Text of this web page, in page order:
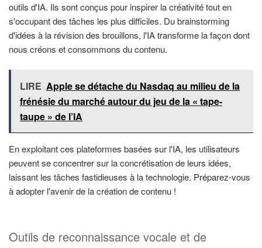
outils d'IA. Ils sont conçus pour inspirer la créativité tout en
s'occupant des tâches les plus difficiles. Du brainstorming
d'idées à la révision des brouillons, l'IA transforme la façon dont
nous créons et consommons du contenu.
LIRE Apple se détache du Nasdaq au milieu de la
frénésie du marché autour du jeu de la « tape-
taupe » de l’IA
En exploitant ces plateformes basées sur l'IA, les utilisateurs
peuvent se concentrer sur la concrétisation de leurs idées,
laissant les tâches fastidieuses à la technologie. Préparez-vous
à adopter l'avenir de la création de contenu !
Outils de reconnaissance vocale et de